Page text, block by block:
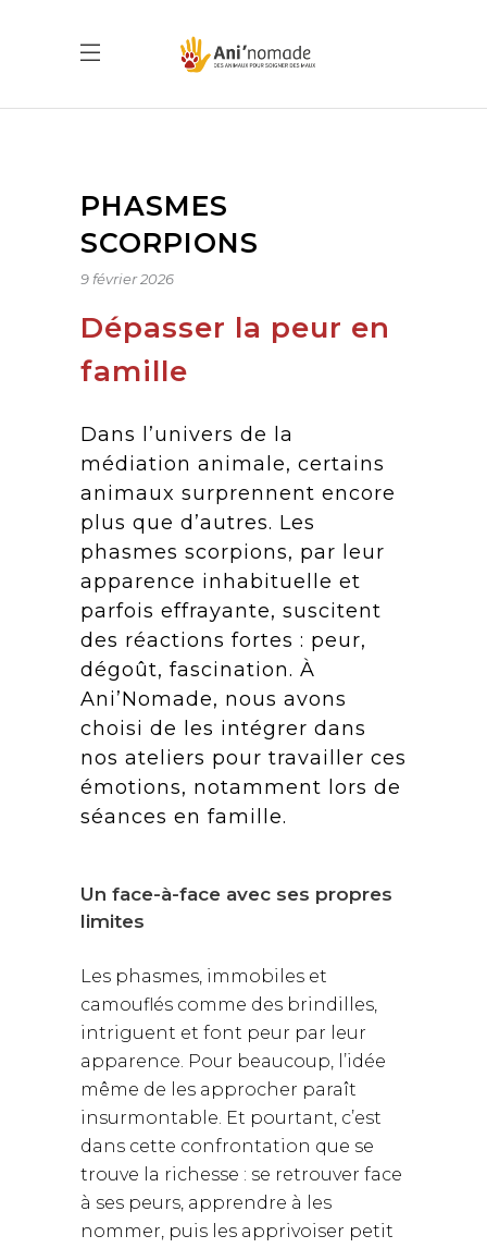
PHASMES
SCORPIONS
9 février 2026
Dépasser la peur en
famille
Dans l’univers de la
médiation animale, certains
animaux surprennent encore
plus que d’autres. Les
phasmes scorpions, par leur
apparence inhabituelle et
parfois effrayante, suscitent
des réactions fortes : peur,
dégoût, fascination. À
Ani’Nomade, nous avons
choisi de les intégrer dans
nos ateliers pour travailler ces
émotions, notamment lors de
séances en famille.
Un face-à-face avec ses propres
limites
Les phasmes, immobiles et
camouflés comme des brindilles,
intriguent et font peur par leur
apparence. Pour beaucoup, l’idée
même de les approcher paraît
insurmontable. Et pourtant, c’est
dans cette confrontation que se
trouve la richesse : se retrouver face
à ses peurs, apprendre à les
nommer, puis les apprivoiser petit